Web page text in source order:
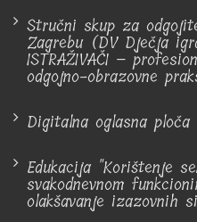
Stručni skup za
Zagrebu (DV Dječja
ISTRAŽIVAČI –
odgojno-obrazovne
Digitalna oglasna
Edukacija "Korištenje
svakodnevnom
olakšavanje izazovnih